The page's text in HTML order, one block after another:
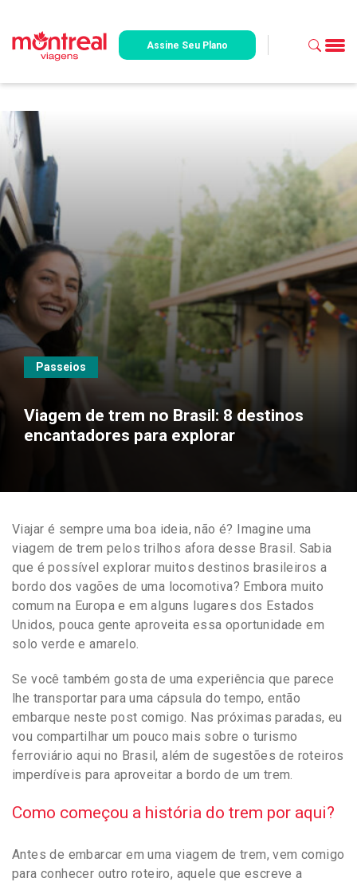
Assine Seu Plano
Passeios
Viagem de trem no Brasil: 8 destinos
encantadores para explorar
Viajar é sempre uma boa ideia, não é? Imagine uma
viagem de trem pelos trilhos afora desse Brasil. Sabia
que é possível explorar muitos destinos brasileiros a
bordo dos vagões de uma locomotiva? Embora muito
comum na Europa e em alguns lugares dos Estados
Unidos, pouca gente aproveita essa oportunidade em
solo verde e amarelo.
Se você também gosta de uma experiência que parece
lhe transportar para uma cápsula do tempo, então
embarque neste post comigo. Nas próximas paradas, eu
vou compartilhar um pouco mais sobre o turismo
ferroviário aqui no Brasil, além de sugestões de roteiros
imperdíveis para aproveitar a bordo de um trem.
Como começou a história do trem por aqui?
Antes de embarcar em uma viagem de trem, vem comigo
para conhecer outro roteiro, aquele que escreve a